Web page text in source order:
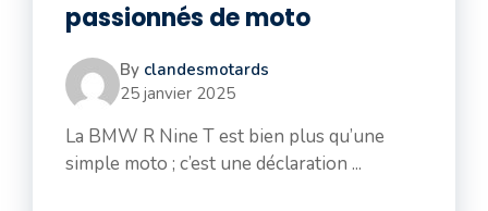
passionnés de moto
By clandesmotards
25 janvier 2025
La BMW R Nine T est bien plus qu’une
simple moto ; c’est une déclaration ...